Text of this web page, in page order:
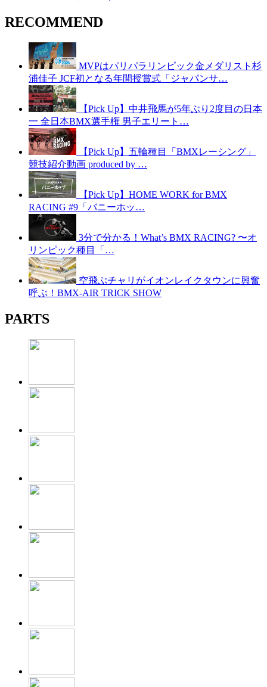
RECOMMEND
MVPはパリパラリンピック金メダリスト杉
浦佳子 JCF初となる年間授賞式「ジャパンサ…
【Pick Up】中井飛馬が5年ぶり2度目の日本
一 全日本BMX選手権 男子エリート…
【Pick Up】五輪種目「BMXレーシング」
競技紹介動画 produced by …
【Pick Up】HOME WORK for BMX
RACING #9「バニーホッ…
3分で分かる！What’s BMX RACING? 〜オ
リンピック種目「…
空飛ぶチャリがイオンレイクタウンに興奮
呼ぶ！BMX-AIR TRICK SHOW
PARTS